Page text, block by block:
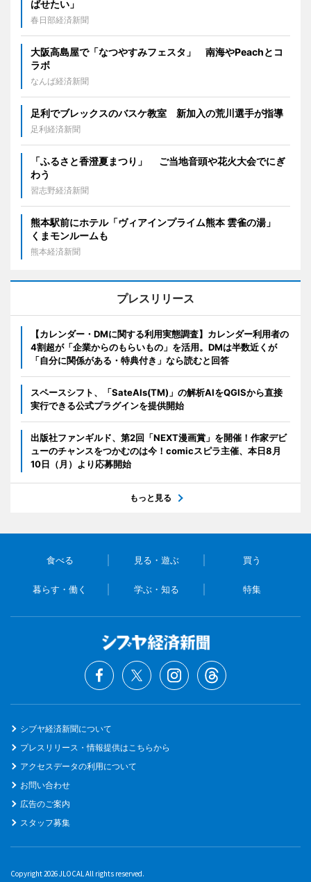
ばせたい」
春日部経済新聞
大阪高島屋で「なつやすみフェスタ」 南海やPeachとコ
ラボ
なんば経済新聞
足利でブレックスのバスケ教室 新加入の荒川選手が指導
足利経済新聞
「ふるさと香澄夏まつり」 ご当地音頭や花火大会でにぎ
わう
習志野経済新聞
熊本駅前にホテル「ヴィアインプライム熊本 雲雀の湯」
くまモンルームも
熊本経済新聞
プレスリリース
【カレンダー・DMに関する利用実態調査】カレンダー利用者の
4割超が「企業からのもらいもの」を活用。DMは半数近くが
「自分に関係がある・特典付き」なら読むと回答
スペースシフト、「SateAIs(TM)」の解析AIをQGISから直接
実行できる公式プラグインを提供開始
出版社ファンギルド、第2回「NEXT漫画賞」を開催！作家デビ
ューのチャンスをつかむのは今！comicスピラ主催、本日8月
10日（月）より応募開始
もっと見る
食べる 見る・遊ぶ 買う
暮らす・働く 学ぶ・知る 特集
シブヤ経済新聞について
プレスリリース・情報提供はこちらから
アクセスデータの利用について
お問い合わせ
広告のご案内
スタッフ募集
Copyright 2026 JLOCAL All rights reserved.